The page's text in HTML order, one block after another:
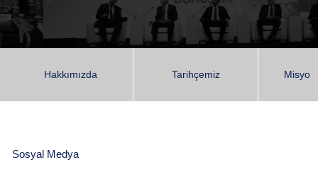
Hakkımızda Tarihçemiz
Sosyal Medya